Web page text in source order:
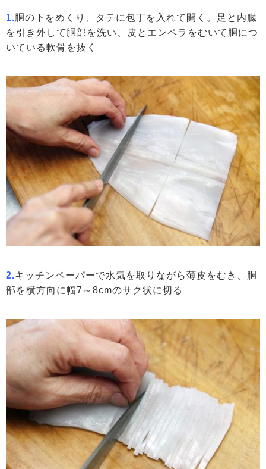
1.胴の下をめくり、タテに包丁を入れて開く。足と内臓
を引き外して胴部を洗い、皮とエンペラをむいて胴につ
いている軟骨を抜く
2.キッチンペーパーで水気を取りながら薄皮をむき、胴
部を横方向に幅7～8cmのサク状に切る